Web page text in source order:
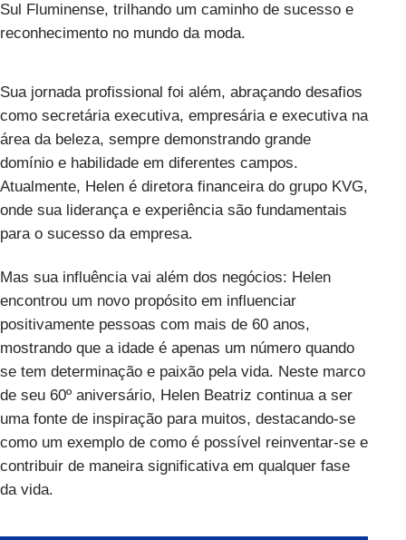
Sul Fluminense, trilhando um caminho de sucesso e
reconhecimento no mundo da moda.
Sua jornada profissional foi além, abraçando desafios
como secretária executiva, empresária e executiva na
área da beleza, sempre demonstrando grande
domínio e habilidade em diferentes campos.
Atualmente, Helen é diretora financeira do grupo KVG,
onde sua liderança e experiência são fundamentais
para o sucesso da empresa.
Mas sua influência vai além dos negócios: Helen
encontrou um novo propósito em influenciar
positivamente pessoas com mais de 60 anos,
mostrando que a idade é apenas um número quando
se tem determinação e paixão pela vida. Neste marco
de seu 60º aniversário, Helen Beatriz continua a ser
uma fonte de inspiração para muitos, destacando-se
como um exemplo de como é possível reinventar-se e
contribuir de maneira significativa em qualquer fase
da vida.